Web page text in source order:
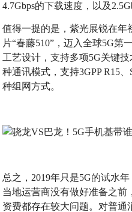
4.7Gbps的下载速度，以及
值得一提的是，紫光展锐在年
片“春藤510”，迈入全球5G第
工艺设计，支持多项5G关键
种通讯模式，支持3GPP R15
种组网方式。
总之，2019年只是5G的试水
当地运营商没有做好准备之前
资费都存在较大问题。对普通